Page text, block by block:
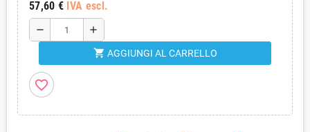
57,60 € IVA escl.
remove add
shopping_cart AGGIUNGI AL CARRELLO
favorite_border